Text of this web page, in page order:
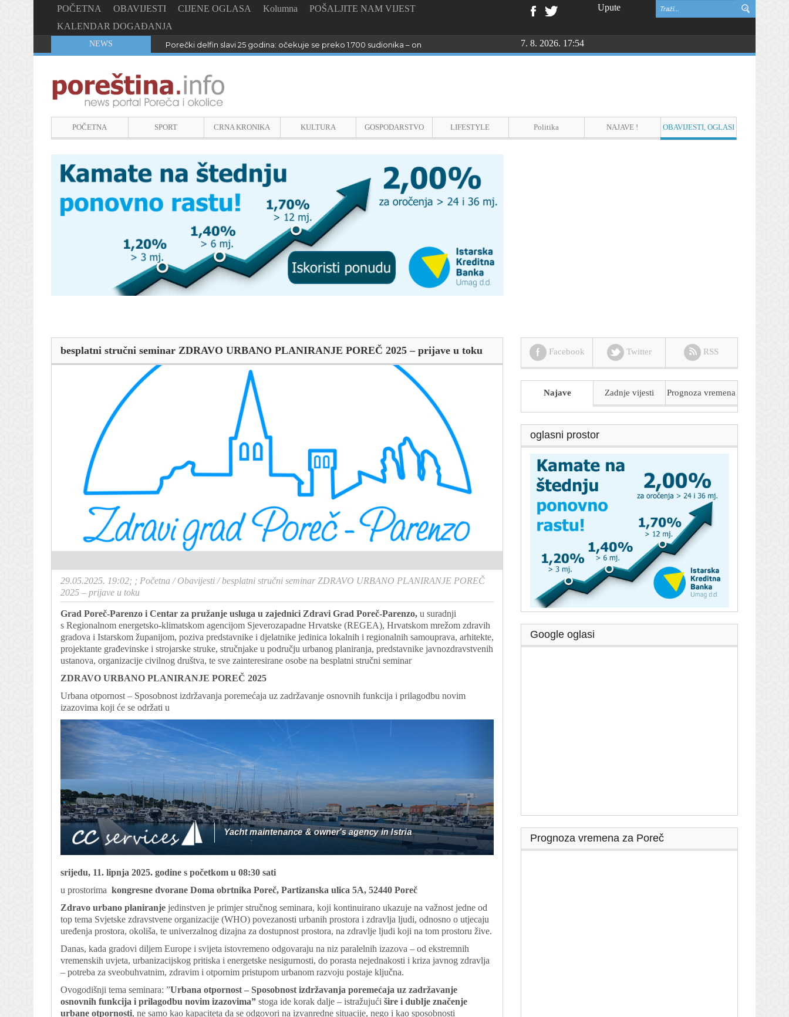
POČETNA OBAVIJESTI CIJENE OGLASA Kolumna
POŠALJITE NAM VIJEST
KALENDAR DOGAĐANJA
Upute
NEWS Porečki delfin slavi 25 godina: očekuje se preko 1.700 sudionika – online prijave do 26. kolovoza7. 8. 2026. 17:54
POČETNA SPORT CRNA KRONIKA KULTURA GOSPODARSTVO LIFESTYLE Politika NAJAVE ! OBAVIJESTI, OGLASI
besplatni stručni seminar ZDRAVO URBANO PLANIRANJE POREČ 2025 – prijave u toku
29.05.2025. 19:02; ; Početna /Obavijesti /besplatni stručni seminar ZDRAVO URBANO PLANIRANJE POREČ
2025 – prijave u toku
Grad Poreč-Parenzo i Centar za pružanje usluga u zajednici Zdravi Grad Poreč-Parenzo, u suradnji
s Regionalnom energetsko-klimatskom agencijom Sjeverozapadne Hrvatske (REGEA), Hrvatskom mrežom zdravih
gradova i Istarskom županijom, poziva predstavnike i djelatnike jedinica lokalnih i regionalnih samouprava, arhitekte,
projektante građevinske i strojarske struke, stručnjake u području urbanog planiranja, predstavnike javnozdravstvenih
ustanova, organizacije civilnog društva, te sve zainteresirane osobe na besplatni stručni seminar
ZDRAVO URBANO PLANIRANJE POREČ 2025
Urbana otpornost – Sposobnost izdržavanja poremećaja uz zadržavanje osnovnih funkcija i prilagodbu novim
izazovima koji će se održati u
srijedu, 11. lipnja 2025. godine s početkom u 08:30 sati
u prostorima kongresne dvorane Doma obrtnika Poreč, Partizanska ulica 5A, 52440 Poreč
Zdravo urbano planiranje jedinstven je primjer stručnog seminara, koji kontinuirano ukazuje na važnost jedne od
top tema Svjetske zdravstvene organizacije (WHO) povezanosti urbanih prostora i zdravlja ljudi, odnosno o utjecaju
uređenja prostora, okoliša, te univerzalnog dizajna za dostupnost prostora, na zdravlje ljudi koji na tom prostoru žive.
Danas, kada gradovi diljem Europe i svijeta istovremeno odgovaraju na niz paralelnih izazova – od ekstremnih
vremenskih uvjeta, urbanizacijskog pritiska i energetske nesigurnosti, do porasta nejednakosti i kriza javnog zdravlja
– potreba za sveobuhvatnim, zdravim i otpornim pristupom urbanom razvoju postaje ključna.
Ovogodišnji tema seminara: ”Urbana otpornost – Sposobnost izdržavanja poremećaja uz zadržavanje
osnovnih funkcija i prilagodbu novim izazovima” stoga ide korak dalje – istražujući šire i dublje značenje
urbane otpornosti, ne samo kao kapaciteta da se odgovori na izvanredne situacije, nego i kao sposobnosti
Facebook Twitter RSS
Najave Zadnje vijesti Prognoza vremena
oglasni prostor
Google oglasi
Prognoza vremena za Poreč